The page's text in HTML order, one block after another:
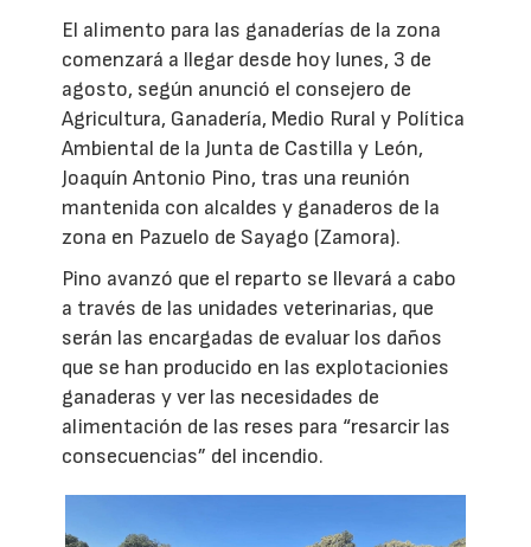
El alimento para las ganaderías de la zona
comenzará a llegar desde hoy lunes, 3 de
agosto, según anunció el consejero de
Agricultura, Ganadería, Medio Rural y Política
Ambiental de la Junta de Castilla y León,
Joaquín Antonio Pino, tras una reunión
mantenida con alcaldes y ganaderos de la
zona en Pazuelo de Sayago (Zamora).
Pino avanzó que el reparto se llevará a cabo
a través de las unidades veterinarias, que
serán las encargadas de evaluar los daños
que se han producido en las explotacionies
ganaderas y ver las necesidades de
alimentación de las reses para “resarcir las
consecuencias” del incendio.